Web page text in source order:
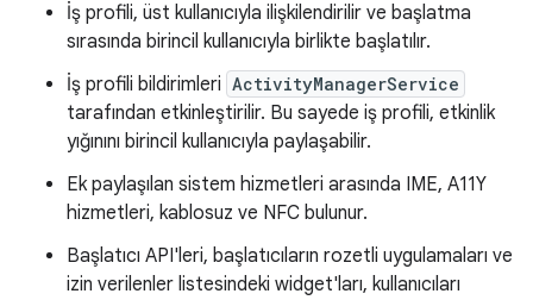
İş profili, üst kullanıcıyla ilişkilendirilir ve başlatma
sırasında birincil kullanıcıyla birlikte başlatılır.
İş profili bildirimleri ActivityManagerService
tarafından etkinleştirilir. Bu sayede iş profili, etkinlik
yığınını birincil kullanıcıyla paylaşabilir.
Ek paylaşılan sistem hizmetleri arasında IME, A11Y
hizmetleri, kablosuz ve NFC bulunur.
Başlatıcı API'leri, başlatıcıların rozetli uygulamaları ve
izin verilenler listesindeki widget'ları, kullanıcıları